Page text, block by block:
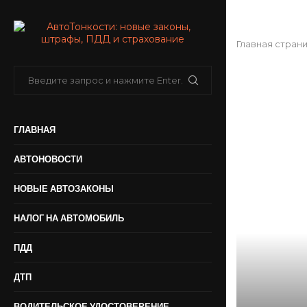
ГЛАВНАЯ
АВТОНОВОСТИ
НОВЫЕ АВТОЗАКОНЫ
НАЛОГ НА АВТОМОБИЛЬ
ПДД
ДТП
Главная